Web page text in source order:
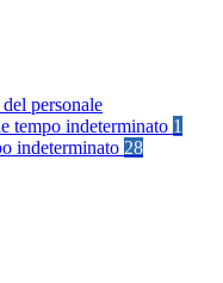
personale
tempo indeterminato 1
indeterminato 28